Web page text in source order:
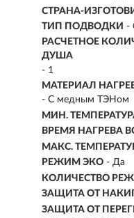
СТРАНА-
ТИП ПОДВОДКИ -
РАСЧЕТНОЕ
ДУША
- 1
МАТЕРИАЛ
- С медным ТЭНом
МИН.
ВРЕМЯ НАГРЕВА
МАКС.
РЕЖИМ ЭКО - Да
КОЛИЧЕСТВО
ЗАЩИТА ОТ
ЗАЩИТА ОТ